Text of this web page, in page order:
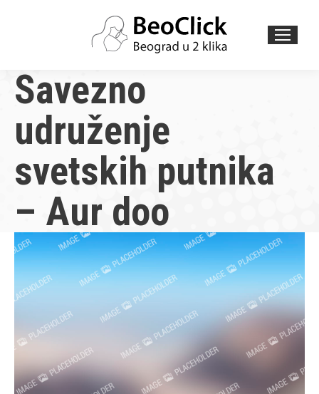
Savezno
udruženje
svetskih putnika
– Aur doo